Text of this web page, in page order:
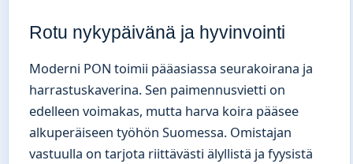
Rotu nykypäivänä ja hyvinvointi
Moderni PON toimii pääasiassa seurakoirana ja
harrastuskaverina. Sen paimennusvietti on
edelleen voimakas, mutta harva koira pääsee
alkuperäiseen työhön Suomessa. Omistajan
vastuulla on tarjota riittävästi älyllistä ja fyysistä